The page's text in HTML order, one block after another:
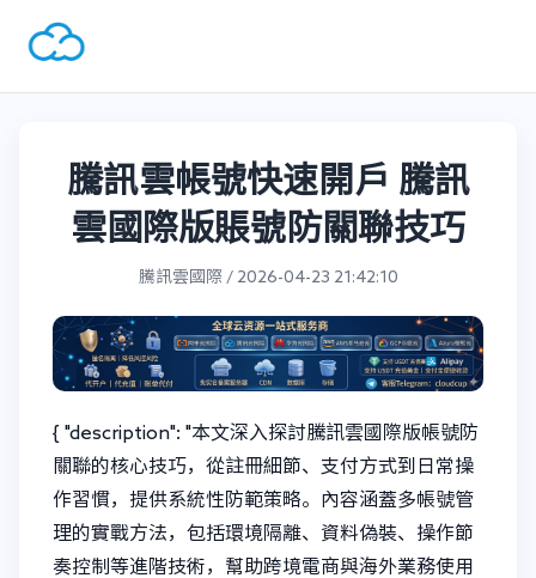
騰訊雲帳號快速開戶 騰訊
雲國際版賬號防關聯技巧
騰訊雲國際 / 2026-04-23 21:42:10
{ "description": "本文深入探討騰訊雲國際版帳號防
關聯的核心技巧，從註冊細節、支付方式到日常操
作習慣，提供系統性防範策略。內容涵蓋多帳號管
理的實戰方法，包括環境隔離、資料偽裝、操作節
奏控制等進階技術，幫助跨境電商與海外業務使用